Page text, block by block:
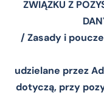
ZWIĄZKU Z
/ Zasady i
udzielane przez
dotyczą, przy